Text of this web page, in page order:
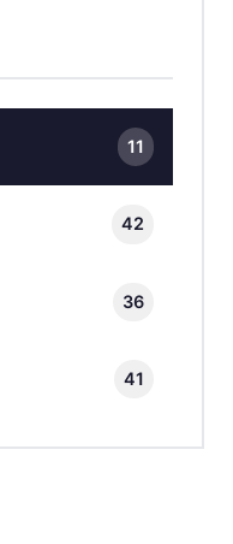
11
42
36
41